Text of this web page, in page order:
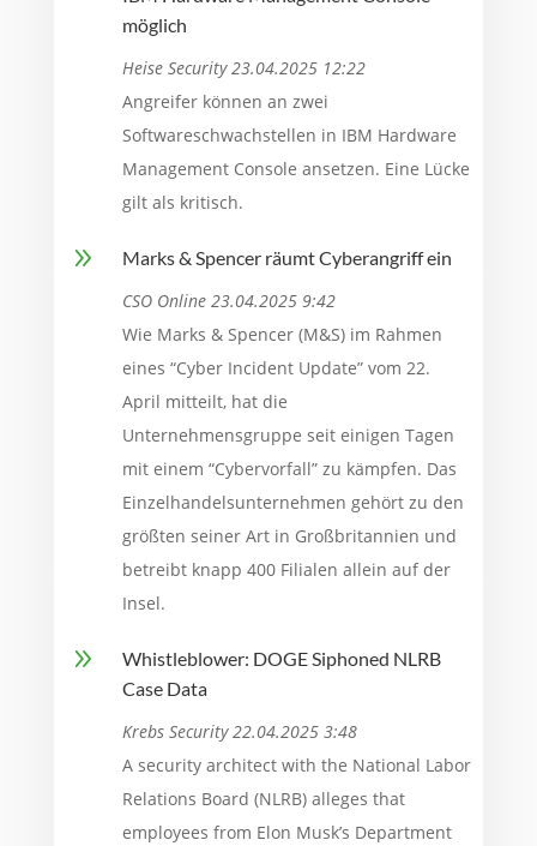
möglich
Heise Security 23.04.2025 12:22
Angreifer können an zwei
Softwareschwachstellen in IBM Hardware
Management Console ansetzen. Eine Lücke
gilt als kritisch.
9
Marks & Spencer räumt Cyberangriff ein
CSO Online 23.04.2025 9:42
Wie Marks & Spencer (M&S) im Rahmen
eines “Cyber Incident Update” vom 22.
April mitteilt, hat die
Unternehmensgruppe seit einigen Tagen
mit einem “Cybervorfall” zu kämpfen. Das
Einzelhandelsunternehmen gehört zu den
größten seiner Art in Großbritannien und
betreibt knapp 400 Filialen allein auf der
Insel.
9
Whistleblower: DOGE Siphoned NLRB
Case Data
Krebs Security 22.04.2025 3:48
A security architect with the National Labor
Relations Board (NLRB) alleges that
employees from Elon Musk’s Department